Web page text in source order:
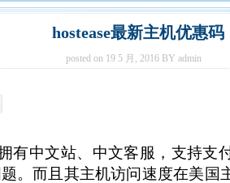
hostease最新主机优惠码
posted on 19 5 月, 2016 BY admin
有中文站、中文客服，支持支
。而且其主机访问速度在美国